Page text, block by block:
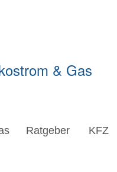
& Gas
Ratgeber KFZ